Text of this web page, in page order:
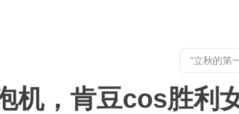
机，肯豆cos胜利